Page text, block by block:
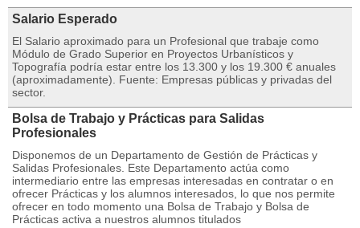
Salario Esperado
El Salario aproximado para un Profesional que trabaje como
Módulo de Grado Superior en Proyectos Urbanísticos y
Topografía podría estar entre los 13.300 y los 19.300 € anuales
(aproximadamente). Fuente: Empresas públicas y privadas del
sector.
Bolsa de Trabajo y Prácticas para Salidas
Profesionales
Disponemos de un Departamento de Gestión de Prácticas y
Salidas Profesionales. Este Departamento actúa como
intermediario entre las empresas interesadas en contratar o en
ofrecer Prácticas y los alumnos interesados, lo que nos permite
ofrecer en todo momento una Bolsa de Trabajo y Bolsa de
Prácticas activa a nuestros alumnos titulados